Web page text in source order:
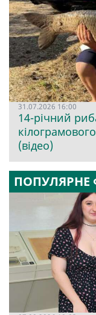
31.07.2026 16:00
14-річний
(відео)
ПОПУЛЯРНЕ